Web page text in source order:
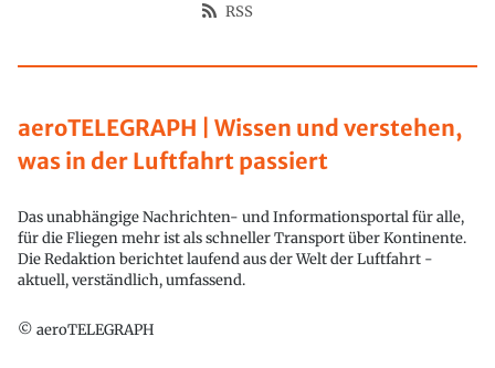
aeroTELEGRAPH | Wissen und verstehen,
was in der Luftfahrt passiert
Das unabhängige Nachrichten- und Informationsportal für alle,
für die Fliegen mehr ist als schneller Transport über Kontinente.
Die Redaktion berichtet laufend aus der Welt der Luftfahrt -
aktuell, verständlich, umfassend.
© aeroTELEGRAPH
RSS